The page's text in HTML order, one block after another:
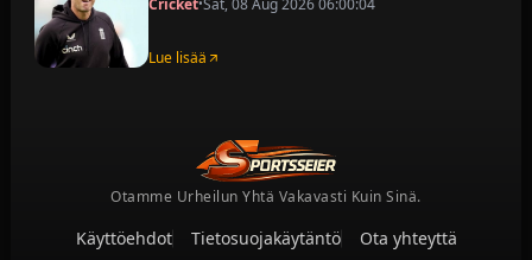
Cricket•Sat, 08 Aug 2026 06:00:04
Lue lisää
Otamme Urheilun Yhtä Vakavasti Kuin Sinä.
Käyttöehdot Tietosuojakäytäntö Ota yhteyttä